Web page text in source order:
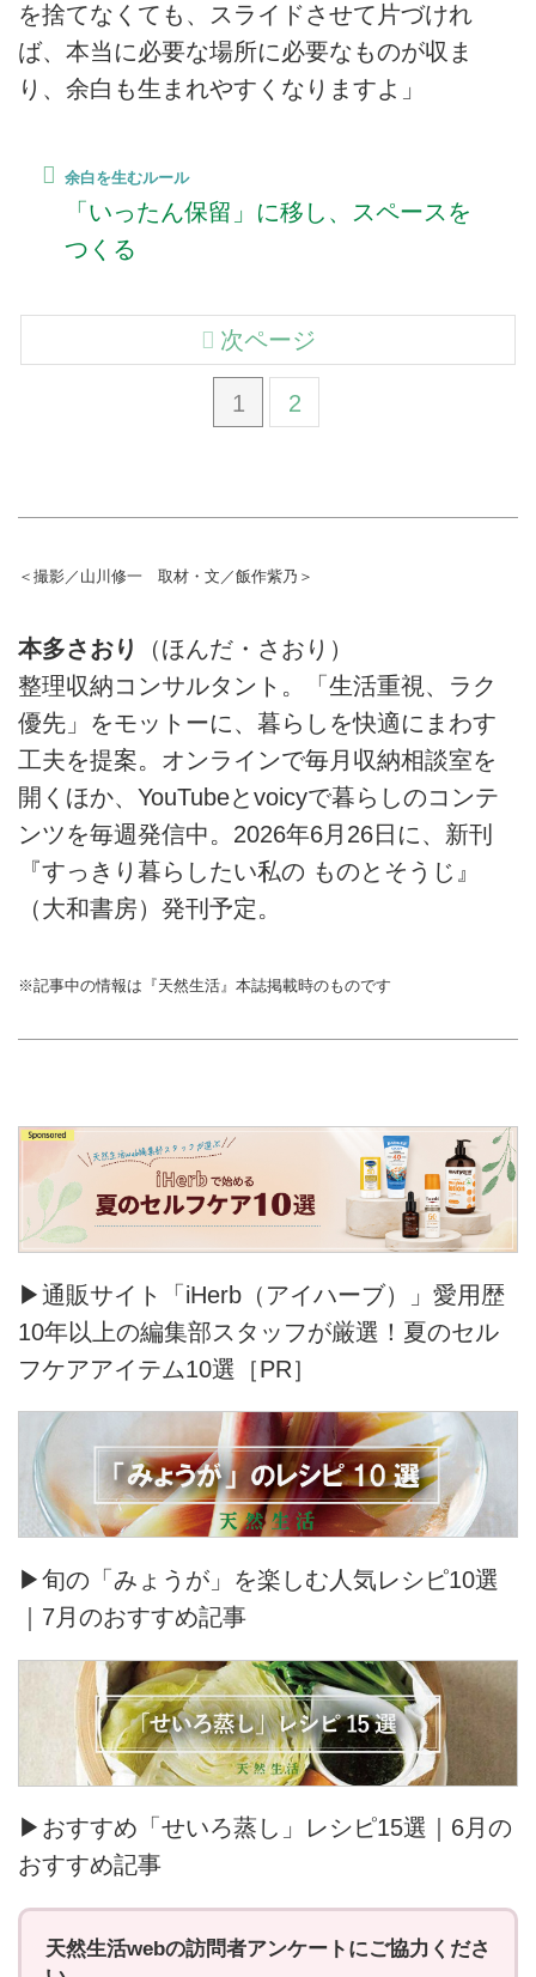
を捨てなくても、スライドさせて片づけれ
ば、本当に必要な場所に必要なものが収ま
り、余白も生まれやすくなりますよ」
余白を生むルール
「いったん保留」に移し、スペースを
つくる
1 2
次ページ
＜撮影／山川修一 取材・文／飯作紫乃＞
本多さおり
（ほんだ・さおり）
整理収納コンサルタント。「生活重視、ラク
優先」をモットーに、暮らしを快適にまわす
工夫を提案。オンラインで毎月収納相談室を
開くほか、YouTubeとvoicyで暮らしのコンテ
ンツを毎週発信中。2026年6月26日に、新刊
『すっきり暮らしたい私の ものとそうじ』
（大和書房）発刊予定。
※記事中の情報は『天然生活』本誌掲載時のものです
▶通販サイト「iHerb（アイハーブ）」愛用歴
10年以上の編集部スタッフが厳選！夏のセル
フケアアイテム10選［PR］
▶旬の「みょうが」を楽しむ人気レシピ10選
｜7月のおすすめ記事
▶おすすめ「せいろ蒸し」レシピ15選｜6月の
おすすめ記事